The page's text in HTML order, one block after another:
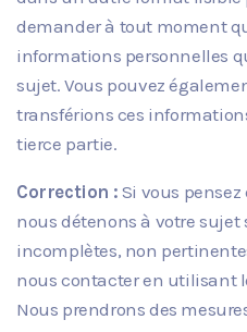
demander à tout moment
informations personnelles
sujet. Vous pouvez
transférions ces
tierce partie.
Correction : Si vous
nous détenons à votre sujet
incomplètes, non
nous contacter en utilisant
Nous prendrons des